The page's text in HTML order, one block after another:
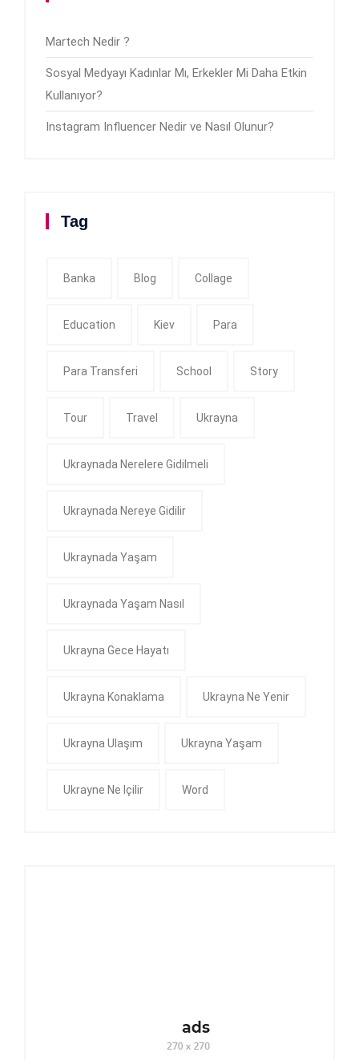
Martech Nedir ?
Sosyal Medyayı Kadınlar Mı, Erkekler Mi Daha Etkin
Kullanıyor?
Instagram Influencer Nedir ve Nasıl Olunur?
Tag
Banka Blog Collage
Education Kiev Para
Para Transferi School Story
Tour Travel Ukrayna
Ukraynada Nerelere Gidilmeli
Ukraynada Nereye Gidilir
Ukraynada Yaşam
Ukraynada Yaşam Nasıl
Ukrayna Gece Hayatı
Ukrayna Konaklama Ukrayna Ne Yenir
Ukrayna Ulaşım Ukrayna Yaşam
Ukrayne Ne Içilir Word